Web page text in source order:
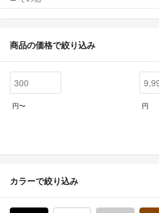
商品の価格で絞り込み
円〜 円
カラーで絞り込み